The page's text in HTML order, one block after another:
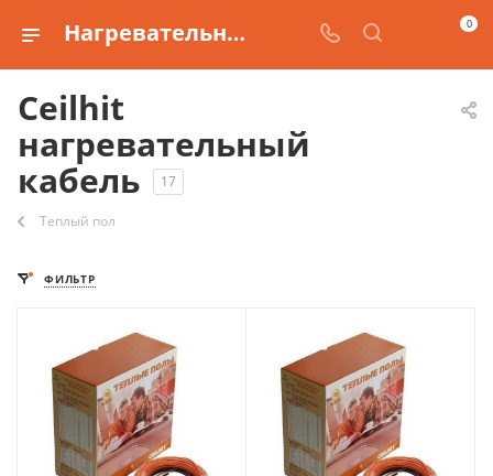
Нагревательный кабель от производителя Ceilhit 0
Ceilhit
нагревательный
кабель
17
Теплый пол
ФИЛЬТР